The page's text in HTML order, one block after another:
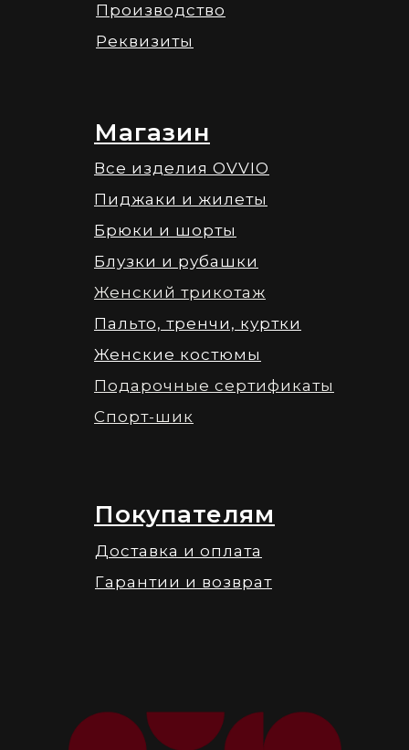
Производство
Реквизиты
Доставка и оплата
Гарантии и возврат
Покупателям
Все изделия OVVIO
Пиджаки и жилеты
Брюки и шорты
Блузки и рубашки
Женский трикотаж
Пальто, тренчи, куртки
Женские костюмы
Подарочные сертификаты
Спорт-шик
Магазин